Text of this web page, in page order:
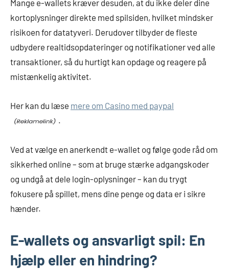
Mange e-wallets kræver desuden, at du ikke deler dine
kortoplysninger direkte med spilsiden, hvilket mindsker
risikoen for datatyveri. Derudover tilbyder de fleste
udbydere realtidsopdateringer og notifikationer ved alle
transaktioner, så du hurtigt kan opdage og reagere på
mistænkelig aktivitet.
Her kan du læse mere om Casino med paypal
.
Ved at vælge en anerkendt e-wallet og følge gode råd om
sikkerhed online – som at bruge stærke adgangskoder
og undgå at dele login-oplysninger – kan du trygt
fokusere på spillet, mens dine penge og data er i sikre
hænder.
E-wallets og ansvarligt spil: En
hjælp eller en hindring?